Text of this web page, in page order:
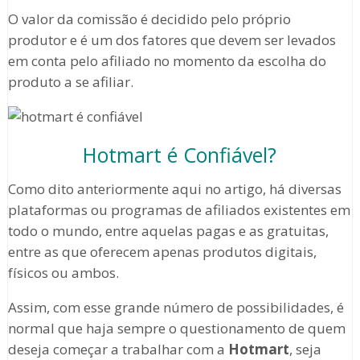
O valor da comissão é decidido pelo próprio
produtor e é um dos fatores que devem ser levados
em conta pelo afiliado no momento da escolha do
produto a se afiliar.
Hotmart é Confiável?
Como dito anteriormente aqui no artigo, há diversas
plataformas ou programas de afiliados existentes em
todo o mundo, entre aquelas pagas e as gratuitas,
entre as que oferecem apenas produtos digitais,
físicos ou ambos.
Assim, com esse grande número de possibilidades, é
normal que haja sempre o questionamento de quem
deseja começar a trabalhar com a Hotmart, seja